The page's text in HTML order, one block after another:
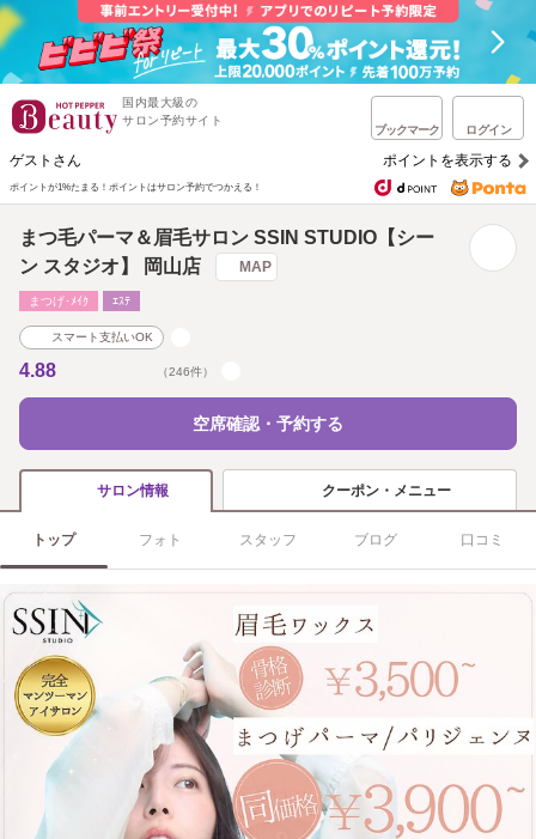
国内最大級の
サロン予約サイト
ブックマーク ログイン
ゲストさん ポイントを表示する
ポイントが1%たまる！ ポイントはサロン予約でつかえる！
まつ毛パーマ＆眉毛サロン SSIN STUDIO【シー
ン スタジオ】 岡山店
MAP
まつげ･ﾒｲｸ ｴｽﾃ
スマート支払いOK
4.88 （246件）
空席確認・予約する
サロン情報 クーポン・メニュー
トップ フォト スタッフ ブログ 口コミ